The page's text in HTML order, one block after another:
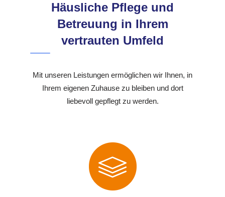
Häusliche Pflege und
Betreuung in Ihrem
vertrauten Umfeld
Mit unseren Leistungen ermöglichen wir Ihnen, in
Ihrem eigenen Zuhause zu bleiben und dort
liebevoll gepflegt zu werden.